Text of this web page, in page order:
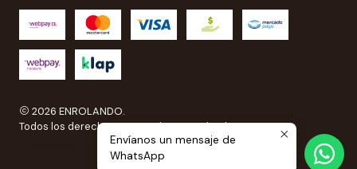
2026 ENROLANDO.
Todos los derechos reservados a Enrolando..
Ecommerce desarrollado porSitestore.cl
Envíanos un mensaje de
WhatsApp